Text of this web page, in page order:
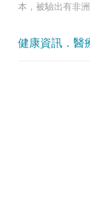
健康資訊．醫
本，被驗出有非